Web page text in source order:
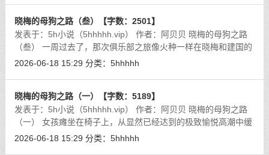
晓梅的母狗之路（叁）【字数：2501】
发表于：5h小说（5hhhhh.vip） 作者：阿贝贝 晓梅的母狗之路
（叁） 一周过去了，那次俱乐部之旅像火种一样在晓梅和建国的
身体里熊熊燃烧。晓梅每天都心神不宁，上班时坐在办公桌前，
2026-06-18 15:29 分类： 5hhhhh
晓梅的母狗之路（一）【字数：5189】
发表于：5h小说（5hhhhh.vip） 作者：阿贝贝 晓梅的母狗之路
（一） 女孩瘫坐在椅子上，从显然已经达到的极致愉悦高潮中缓
过神来。她继续用手指在自己的肉体里抽插，但晓梅对这种快感
2026-06-18 15:29 分类： 5hhhhh